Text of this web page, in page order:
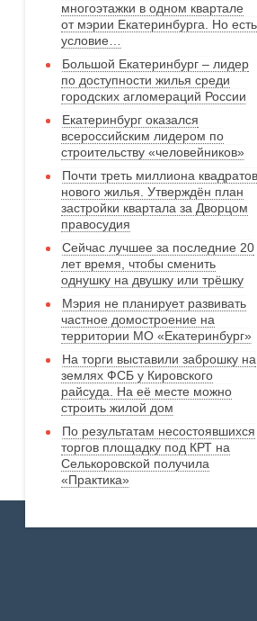
многоэтажки в одном квартале
от мэрии Екатеринбурга. Но есть
условие…
Большой Екатеринбург – лидер
по доступности жилья среди
городских агломераций России
Екатеринбург оказался
всероссийским лидером по
строительству «человейников»
Почти треть миллиона квадратов
нового жилья. Утверждён план
застройки квартала за Дворцом
правосудия
Сейчас лучшее за последние 20
лет время, чтобы сменить
однушку на двушку или трёшку
Мэрия не планирует развивать
частное домостроение на
территории МО «Екатеринбург»
На торги выставили заброшку на
землях ФСБ у Кировского
райсуда. На её месте можно
строить жилой дом
По результатам несостоявшихся
торгов площадку под КРТ на
Селькоровской получила
«Практика»